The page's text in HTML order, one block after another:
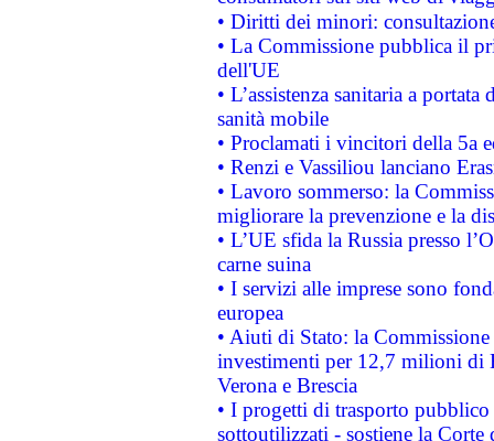
• Diritti dei minori:
• La Commissione pubblica il
dell'UE
• L’assistenza sanitaria a
sanità mobile
• Proclamati i vincitori della 5a
• Renzi e Vassiliou lanciano
• Lavoro sommerso: la
migliorare la prevenzione e la
• L’UE sfida la Russia presso
carne suina
• I servizi alle imprese sono
europea
• Aiuti di Stato: la
investimenti per 12,7 milioni di
Verona e Brescia
• I progetti di trasporto
sottoutilizzati - sostiene la Corte